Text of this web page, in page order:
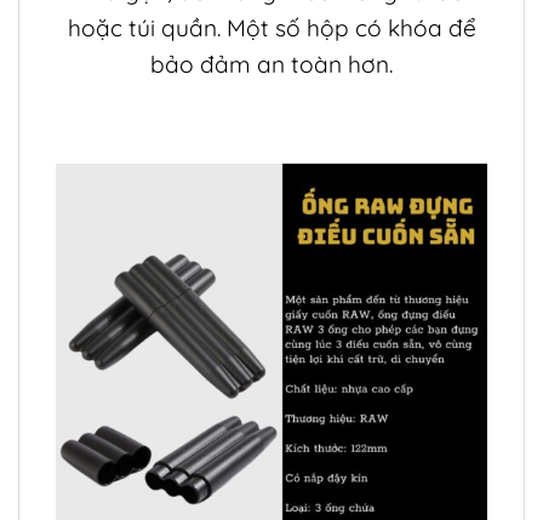
hoặc túi quần. Một số hộp có khóa để
bảo đảm an toàn hơn.